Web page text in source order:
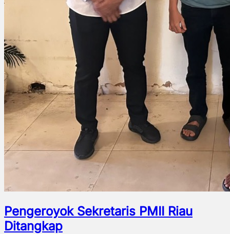
Pengeroyok Sekretaris PMII Riau
Ditangkap